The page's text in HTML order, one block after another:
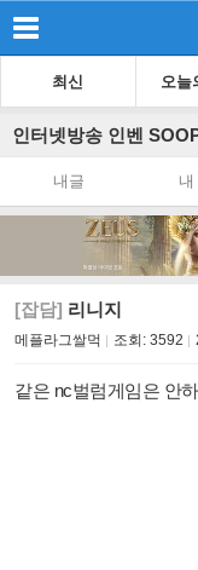
최신 오늘
인터넷방송 인벤
내글 내
[잡담] 리니지
메플라그쌀먹 조회: 3592
같은 nc벌럼게임은 안